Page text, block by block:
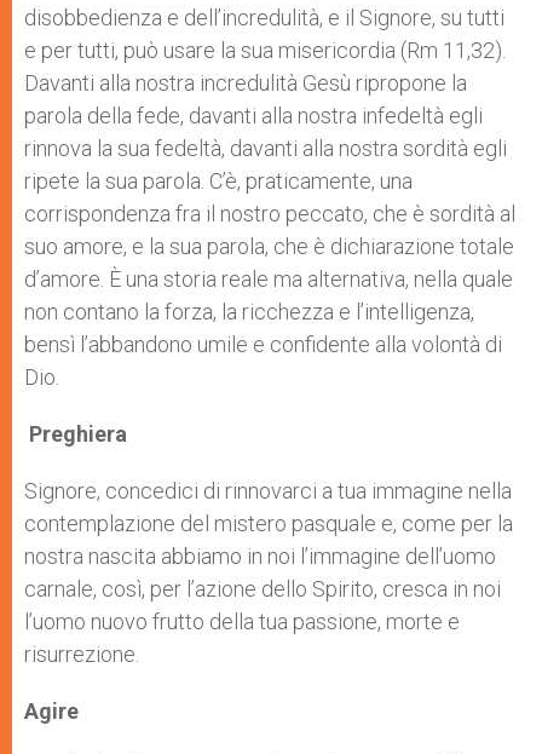
disobbedienza e dell’incredulità, e il Signore, su tutti
e per tutti, può usare la sua misericordia (Rm 11,32).
Davanti alla nostra incredulità Gesù ripropone la
parola della fede, davanti alla nostra infedeltà egli
rinnova la sua fedeltà, davanti alla nostra sordità egli
ripete la sua parola. C’è, praticamente, una
corrispondenza fra il nostro peccato, che è sordità al
suo amore, e la sua parola, che è dichiarazione totale
d’amore. È una storia reale ma alternativa, nella quale
non contano la forza, la ricchezza e l’intelligenza,
bensì l’abbandono umile e confidente alla volontà di
Dio.
Preghiera
Signore, concedici di rinnovarci a tua immagine nella
contemplazione del mistero pasquale e, come per la
nostra nascita abbiamo in noi l’immagine dell’uomo
carnale, così, per l’azione dello Spirito, cresca in noi
l’uomo nuovo frutto della tua passione, morte e
risurrezione.
Agire